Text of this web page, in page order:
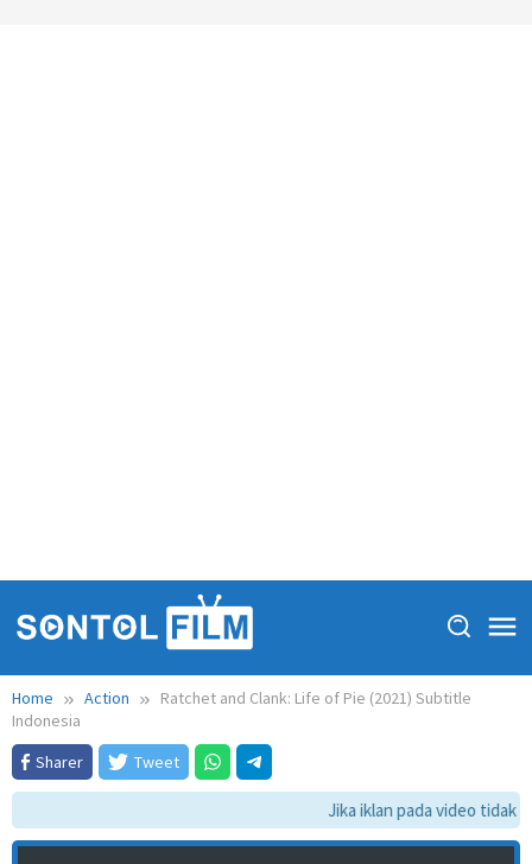
Home Action
Ratchet and Clank: Life of Pie (2021) Subtitle
Indonesia
Sharer
Tweet
Jika iklan pada video tidak